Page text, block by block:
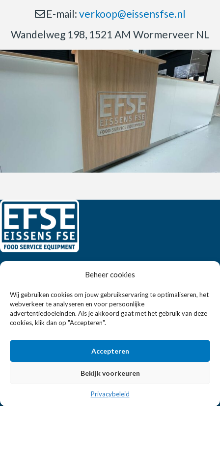
Beheer cookies
Wij gebruiken cookies om jouw gebruikservaring te optimaliseren, het
webverkeer te analyseren en voor persoonlijke
advertentiedoeleinden. Als je akkoord gaat met het gebruik van deze
cookies, klik dan op "Accepteren".
Accepteren
Bekijk voorkeuren
Privacybeleid
E-mail: verkoop@eissensfse.nl
Wandelweg 198, 1521 AM Wormerveer NL
Eissens FSE is een horeca totaalleverancier. U vindt bij ons niet
alleen inspiratie maar ook een breed assortiment horeca
apparatuur.
Wandelweg 198, 1521 AM Wormerveer
verkoop@eissensfse.nl
Over ons